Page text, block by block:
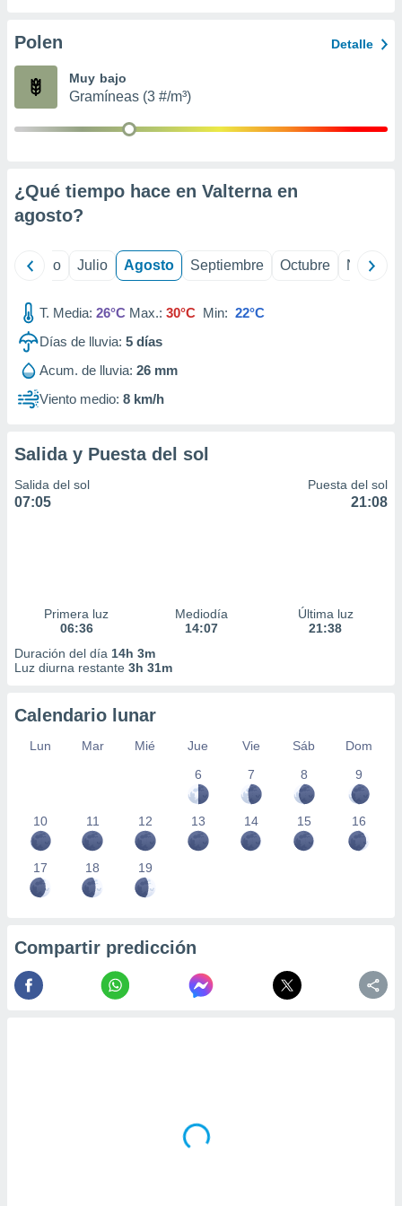
e
mediante
de
1199
Polen Detalle
Muy bajo
Gramíneas (3 #/m³)
¿Qué tiempo hace en Valterna en
agosto?
Junio Julio Agosto Septiembre Octubre
T. Media: 26°C Max.: 30°C Min: 22°C
Días de lluvia: 5 días
Acum. de lluvia: 26 mm
Viento medio: 8 km/h
Salida y Puesta del sol
Salida del sol
07:05
Puesta del sol
21:08
Primera luz
06:36
Mediodía
14:07
Última luz
21:38
Duración del día 14h 3m
Luz diurna restante 3h 31m
Calendario lunar
Lun Mar Mié Jue Vie Sáb
Dom
6
7 8 9
10 11 12 13 14 15 16
17 18 19
Compartir predicción